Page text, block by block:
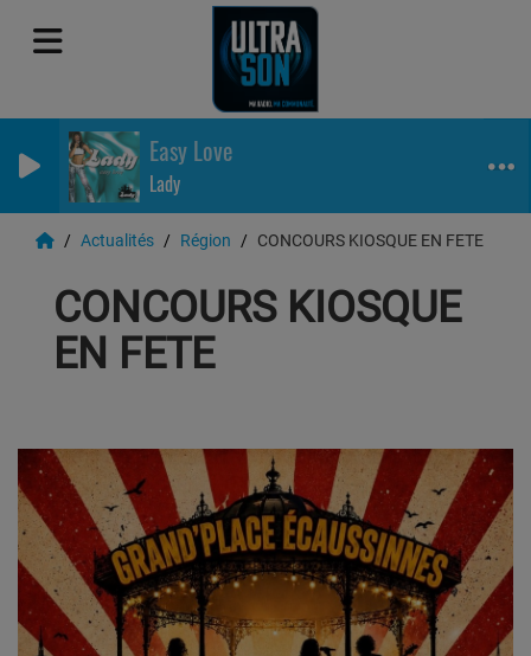
Easy Love
Lady
Actualités Région CONCOURS KIOSQUE EN FETE
CONCOURS KIOSQUE
EN FETE